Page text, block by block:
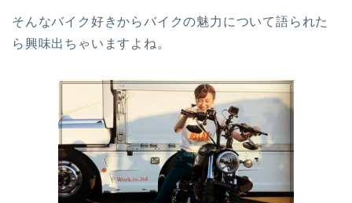
そんなバイク好きからバイクの魅力について語られた
ら興味出ちゃいますよね。